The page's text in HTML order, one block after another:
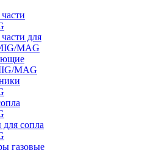
для
MAG
MAG
сопла
газовые